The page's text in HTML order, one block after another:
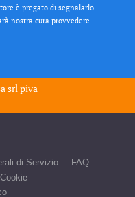
è pregato di segnalarlo
nostra cura provvedere
srlpiva
di Servizio
FAQ